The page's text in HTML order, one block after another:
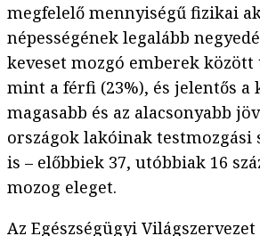
megfelelő mennyiségű fizikai
népességének legalább
keveset mozgó emberek között
mint a férfi (23%), és jelentős a
magasabb és az alacsonyabb
országok lakóinak testmozgási
is – előbbiek 37, utóbbiak 16
mozog eleget.
Az Egészségügyi